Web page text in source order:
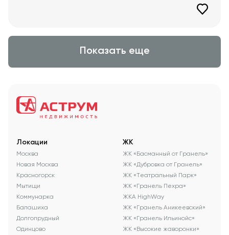
Показать еще
Локации
Москва
Новая Москва
Красногорск
Мытищи
Коммунарка
Балашиха
Долгопрудный
Одинцово
ЖК
ЖК «Басманный от Гранель»
ЖК «Дубровка от Гранель»
ЖК «Театральный Парк»
ЖК «Гранель Пехра»
ЖКА HighWay
ЖК «Гранель Аникеевский»
ЖК «Гранель Ильинойс»
ЖК «Высокие жаворонки»